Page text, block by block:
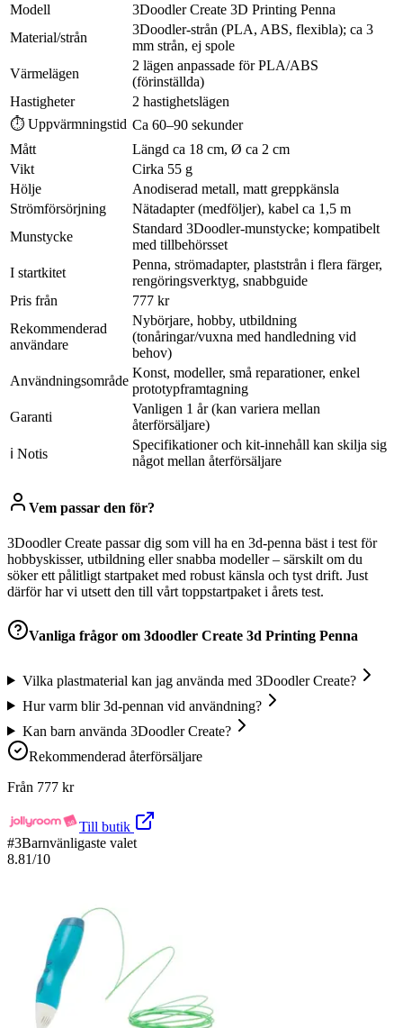
Modell
3Doodler Create 3D Printing Penna
Material/strån
3Doodler‑strån (PLA, ABS, flexibla); ca 3
mm strån, ej spole
Värmelägen
2 lägen anpassade för PLA/ABS
(förinställda)
Hastigheter
2 hastighetslägen
⏱ Uppvärmningstid Ca 60–90 sekunder
Mått
Längd ca 18 cm, Ø ca 2 cm
Vikt
Cirka 55 g
Hölje
Anodiserad metall, matt greppkänsla
Strömförsörjning
Nätadapter (medföljer), kabel ca 1,5 m
Munstycke
Standard 3Doodler‑munstycke; kompatibelt
med tillbehörsset
I startkitet
Penna, strömadapter, plaststrån i flera färger,
rengöringsverktyg, snabbguide
Pris från
777 kr
Rekommenderad
användare
Nybörjare, hobby, utbildning
(tonåringar/vuxna med handledning vid
behov)
Användningsområde
Konst, modeller, små reparationer, enkel
prototypframtagning
Garanti
Vanligen 1 år (kan variera mellan
återförsäljare)
ℹ Notis
Specifikationer och kit‑innehåll kan skilja sig
något mellan återförsäljare
Vem passar den för?
3Doodler Create passar dig som vill ha en 3d-penna bäst i test för
hobbyskisser, utbildning eller snabba modeller – särskilt om du
söker ett pålitligt startpaket med robust känsla och tyst drift. Just
därför har vi utsett den till vårt toppstartpaket i årets test.
Vanliga frågor om 3doodler Create 3d Printing Penna
Vilka plastmaterial kan jag använda med 3Doodler Create?
Hur varm blir 3d-pennan vid användning?
Kan barn använda 3Doodler Create?
Rekommenderad återförsäljare
Från 777 kr
Till butik
#3Barnvänligaste valet
8.81/10